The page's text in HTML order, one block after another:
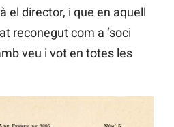
el director, i que en aquell
reconegut com a ‘soci
veu i vot en totes les